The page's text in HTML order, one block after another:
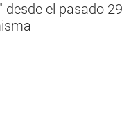
desde el pasado